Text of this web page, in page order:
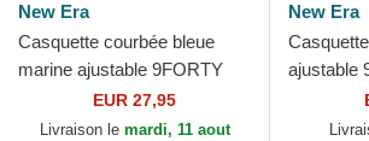
New Era
Casquette courbée bleue
marine ajustable 9FORTY
The League Oklahoma City
Thunder NBA New Era
EUR 27,95
Livraison le mardi, 11 aout
New Era
ajustable
Bay